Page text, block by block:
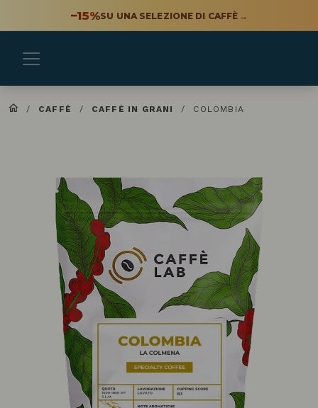
−15%SU UNA SELEZIONE DI CAFFÈ →
/ CAFFÈ / CAFFÈ IN GRANI / COLOMBIA